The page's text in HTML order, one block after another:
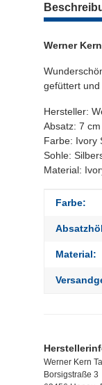
Werner
gefüttert und
Hersteller:
Absatz: 7 cm
Farbe: Ivory
Sohle:
Material:
Wert
Farbe:
Material:
Werner Kern
Borsigstraße 3